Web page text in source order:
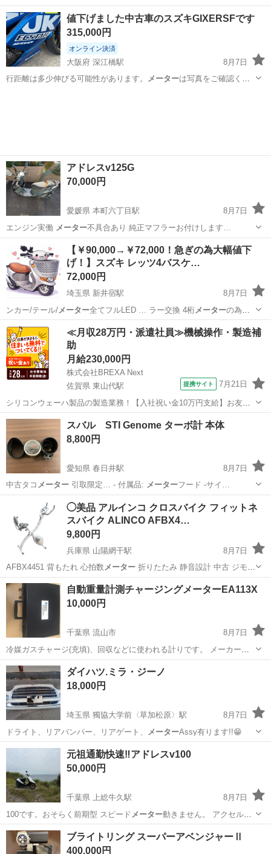
超えます。 …
山梨 上野原市 上野原駅 ヤマハ シグナス
値下げました中古車のスズキGIXERSFです
315,000円
オンライン決済
大阪府 深江橋駅
8月7日
行距離は多少伸びる可能性があります。 メーターは写真をご確認くだ
アドレスv125G
70,000円
愛媛県 本町六丁目駅
8月7日
エンジン実働 メーター不具合あり 純正マフラーお付けします…
愛媛
【￥90,000→￥72,000！急ぎの為大幅値下
げ！】スズキ レッツ4バスケ…
72,000円
埼玉県 新井宿駅
8月7日
ンカー/テール/メーター 全てフルLED … ラー交換 4桁メーターの為走
行距離は不… それでも速度はメーターを振り切り60k…
埼玉 川口市 新井宿駅 スズキ ロンホイ
≪月収28万円・派遣社員≫機械操作・製造補
助
月給230,000円
株式会社BREXA Next
佐賀県 東山代駅
提携サイト 7月21日
シリコンウェーハ製品の製造業務！【入社祝い金10万円支給】お友達
やカップルとの応募OK◎年間休日129日＆休出なしでプライベート充
実♪業務はクリーンルームで快適作業◎自社正社員登用制度あり★1食
300円～の格安食堂あり！《佐...
佐賀 伊万里市
スバル STI Genome ターボ計 本体
8,800円
愛知県 春日井駅
8月7日
中古タコ メーター 引取限定… - 付属品: メーターフード -サイ…
春日井市 春日井駅 アクセサリー
◯美品 アルインコ クロスバイク フィットネ
スバイク ALINCO AFBX4…
9,800円
兵庫県 山陽網干駅
8月7日
AFBX4451 背もたれ 心拍数メーター折りたたみ 静音設計 中古 ジモ
テ…
兵庫 姫路市 山陽網干駅 フィットネス、トレーニング
自動重量計測チャージングメーターEA113X
10,000円
千葉県 流山市
8月7日
冷媒ガスチャージ(充填)、回収などに使われる計りです。 メーカーは
株式会社エスコ 型式EA113Xになります。 中古ではありますが、室
内暗室に保管してたものです。 動作確認し良好です。 破損や大きな傷
等は見当たりませんが、神...
千葉 流山市 その他
ダイハツ.ミラ・ジーノ
18,000円
埼玉県 獨協大学前〈草加松原〉駅
8月7日
ドライト、リアバンパー、リアゲート、
メーターAssy有ります!!😁
埼玉 草加市 獨協大学前〈草加松原〉駅
フォグランプ
元祖通勤快速‼️アドレスv100
50,000円
千葉県 上総牛久駅
8月7日
100です。おそらく前期型 スピード メーター動きません。 アクセルを
捻るとヘット…
千葉 市原市 上総牛久駅 スズキ
ブライトリング スーパーアベンジャーⅡ
400,000円